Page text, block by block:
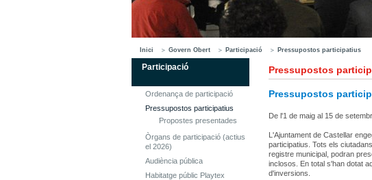
Inici Govern Obert Participació Pressupostos participatius
Participació
Ordenança de participació
Pressupostos participatius
Propostes presentades
Òrgans de participació (actius
el 2026)
Audiència pública
Habitatge públic Playtex
Pressupostos
Pressupostos
De l'1 de maig al 15 de
L'Ajuntament de Castellar
participatius. Tots els
registre municipal, podran
inclosos. En total s'han dotat
d'inversions.